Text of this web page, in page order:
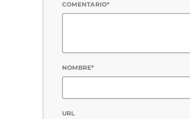
COMENTARIO*
NOMBRE*
URL